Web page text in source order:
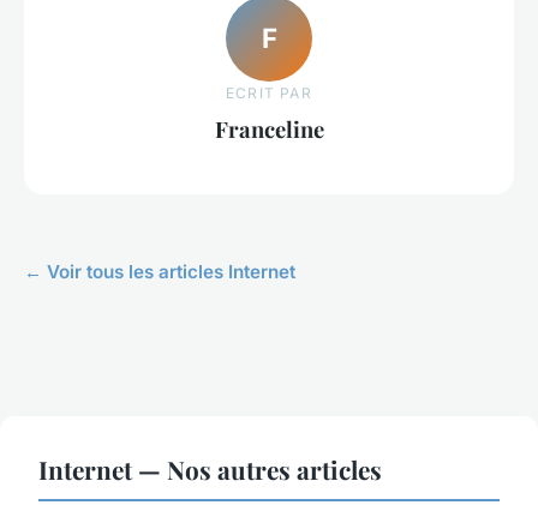
F
ECRIT PAR
Franceline
← Voir tous les articles Internet
Internet — Nos autres articles